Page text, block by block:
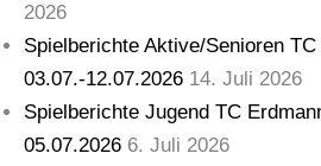
2026
Spielberichte Aktive/Senioren
03.07.-12.07.2026 14. Juli 2026
Spielberichte Jugend TC
05.07.2026 6. Juli 2026